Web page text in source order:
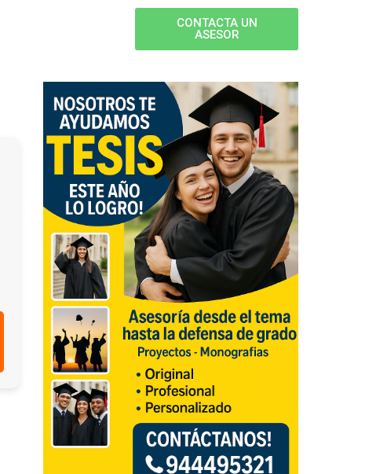
CONTACTA UN
ASESOR